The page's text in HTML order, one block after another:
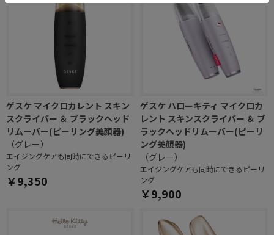
ゲスケ マイクロカレント スキン
スクライバー ＆ ブラックヘッド
リムーバー(ピーリング美顔器)
（グレー）
エイジングケアも同時にできるピーリ
ング
￥9,350
ゲスケ ハローキティ マイクロカ
レント スキンスクライバー ＆ ブ
ラックヘッドリムーバー(ピーリ
ング美顔器)
（グレー）
エイジングケアも同時にできるピーリ
ング
￥9,900